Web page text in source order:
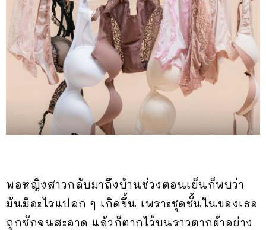
พอหญิงสาวกลับมาถึงบ้านช่วงตอนเย็นก็พบว่า
มันมีอะไรแปลก ๆ เกิดขึ้น เพราะชุดชั้นในของเธอ
ถูกซักจนสะอาด แล้วก็ตากไว้บนราวตากผ้าอย่าง